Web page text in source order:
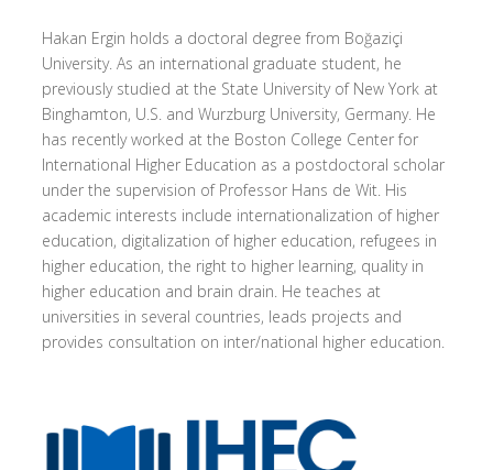
Hakan Ergin holds a doctoral degree from Boğaziçi
University. As an international graduate student, he
previously studied at the State University of New York at
Binghamton, U.S. and Wurzburg University, Germany. He
has recently worked at the Boston College Center for
International Higher Education as a postdoctoral scholar
under the supervision of Professor Hans de Wit. His
academic interests include internationalization of higher
education, digitalization of higher education, refugees in
higher education, the right to higher learning, quality in
higher education and brain drain. He teaches at
universities in several countries, leads projects and
provides consultation on inter/national higher education.